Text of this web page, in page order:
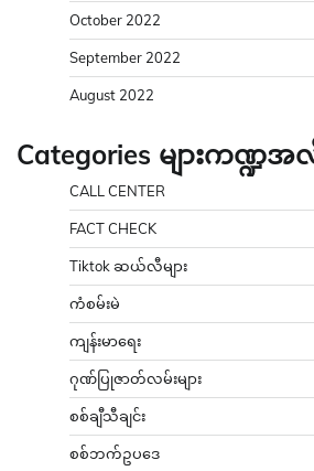
October 2022
September 2022
August 2022
Categories များကဏ္ဍ
CALL CENTER
FACT CHECK
Tiktok ဆယ်လီများ
ကံစမ်းမဲ
ကျန်းမာရေး
ဂုဏ်ပြုဇာတ်လမ်းများ
စစ်ချီသီချင်း
စစ်ဘက်ဥပဒေ